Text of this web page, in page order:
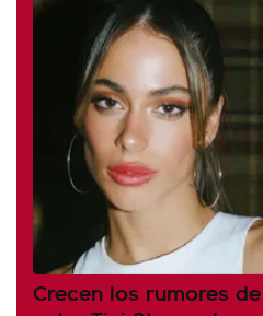
Crecen los rumores